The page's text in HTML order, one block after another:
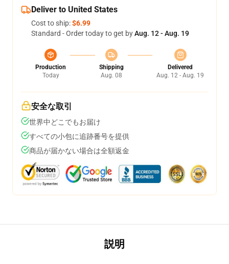
Deliver to United States
Cost to ship:$6.99
Standard - Order today to get byAug. 12 - Aug. 19
Production
Today
Shipping
Aug. 08
Delivered
Aug. 12 - Aug. 19
安全な取引
世界中どこでもお届け
すべての小包に追跡番号を提供
商品が届かない場合は全額返金
説明